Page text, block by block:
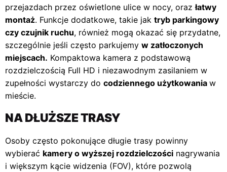
przejazdach przez oświetlone ulice w nocy, orazłatwy
montaż. Funkcje dodatkowe, takie jak tryb parkingowy
czy czujnik ruchu, również mogą okazać się przydatne,
szczególnie jeśli często parkujemy w zatłoczonych
miejscach. Kompaktowa kamera z podstawową
rozdzielczością Full HD i niezawodnym zasilaniem w
zupełności wystarczy do codziennego użytkowania w
mieście.
NA DŁUŻSZE TRASY
Osoby często pokonujące długie trasy powinny
wybierać kamery o wyższej rozdzielczości nagrywania
i większym kącie widzenia (FOV), które pozwolą